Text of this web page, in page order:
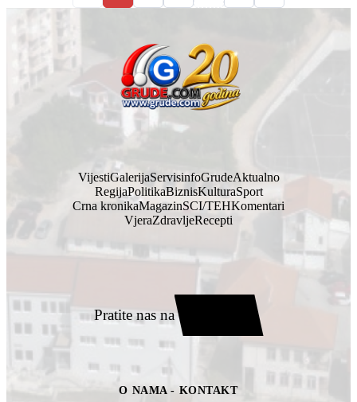
VijestiGalerijaServisinfoGrudeAktualno
RegijaPolitikaBiznisKulturaSport
Crna kronikaMagazinSCI/TEHKomentari
VjeraZdravljeRecepti
Pratite nas na
O NAMA - KONTAKT